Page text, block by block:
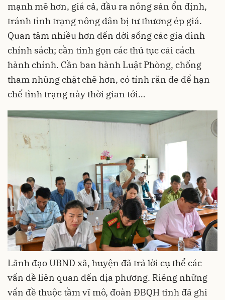
mạnh mẽ hơn, giá cả, đầu ra nông sản ổn định,
tránh tình trạng nông dân bị tư thương ép giá.
Quan tâm nhiều hơn đến đời sống các gia đình
chính sách; cần tinh gọn các thủ tục cải cách
hành chính. Cần ban hành Luật Phòng, chống
tham nhũng chặt chẽ hơn, có tính răn đe để hạn
chế tình trạng này thời gian tới…
Lãnh đạo UBND xã, huyện đã trả lời cụ thể các
vấn đề liên quan đến địa phương. Riêng những
vấn đề thuộc tầm vĩ mô, đoàn ĐBQH tỉnh đã ghi